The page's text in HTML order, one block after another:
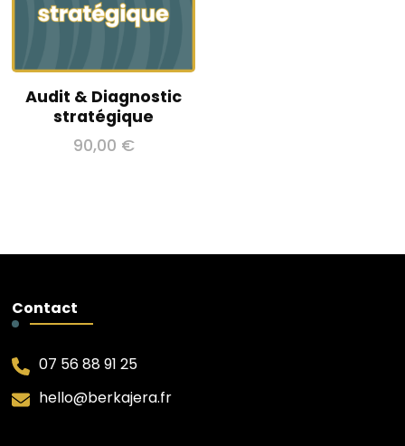
Audit & Diagnostic
stratégique
90,00 €
Contact
07 56 88 91 25
hello@berkajera.fr